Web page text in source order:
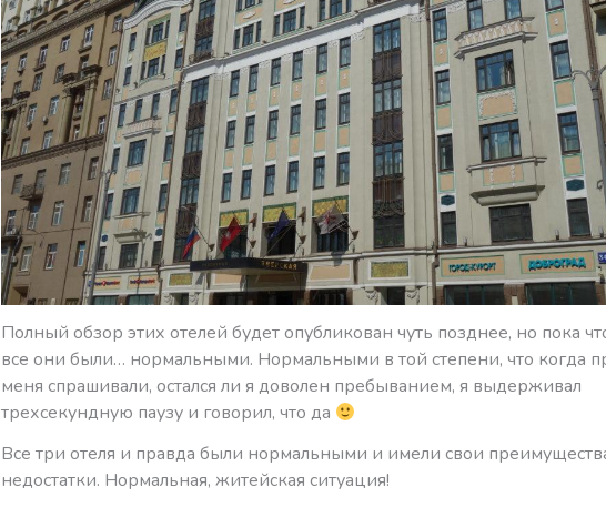
Полный обзор этих отелей будет опубликован чуть позднее, но пока
все они были… нормальными. Нормальными в той степени, что когда
меня спрашивали, остался ли я доволен пребыванием, я выдерживал
трехсекундную паузу и говорил, что да
Все три отеля и правда были нормальными и имели свои
недостатки. Нормальная, житейская ситуация!